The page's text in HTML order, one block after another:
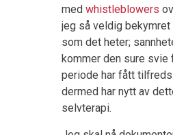
med whistleblowers
jeg så veldig
som det heter;
kommer den sure svie
periode har fått
dermed har nytt av
selvterapi.